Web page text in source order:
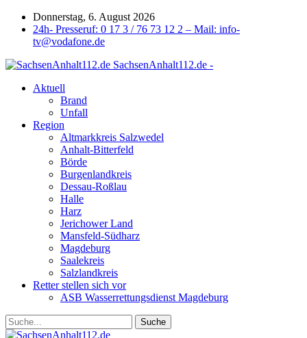
Donnerstag, 6. August 2026
24h- Presseruf: 0 17 3 / 76 73 12 2 – Mail: info-
tv@vodafone.de
SachsenAnhalt112.de -
Aktuell
Brand
Unfall
Region
Altmarkkreis Salzwedel
Anhalt-Bitterfeld
Börde
Burgenlandkreis
Dessau-Roßlau
Halle
Harz
Jerichower Land
Mansfeld-Südharz
Magdeburg
Saalekreis
Salzlandkreis
Retter stellen sich vor
ASB Wasserrettungsdienst Magdeburg